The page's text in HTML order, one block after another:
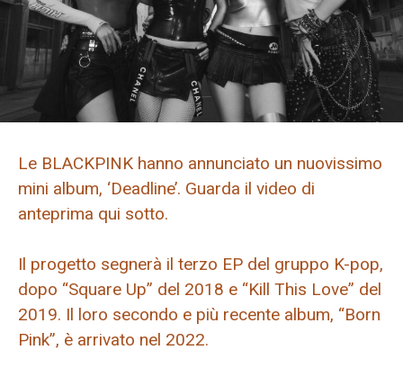
Le BLACKPINK hanno annunciato un nuovissimo
mini album, ‘Deadline’. Guarda il video di
anteprima qui sotto.
Il progetto segnerà il terzo EP del gruppo K-pop,
dopo “Square Up” del 2018 e “Kill This Love” del
2019. Il loro secondo e più recente album, “Born
Pink”, è arrivato nel 2022.